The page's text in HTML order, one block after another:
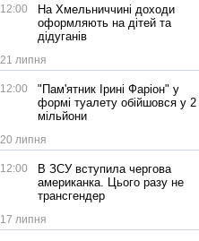
12:00
На Хмельниччині доходи
оформляють на дітей та
дідуганів
21 липня
12:00
"Пам'ятник Ірині Фаріон" у
формі туалету обійшовся у 2
мільйони
20 липня
12:00
В ЗСУ вступила чергова
американка. Цього разу не
трансгендер
17 липня